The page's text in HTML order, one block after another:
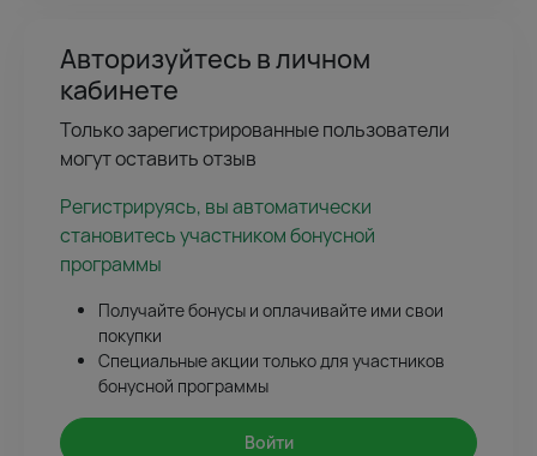
Авторизуйтесь в личном
кабинете
Только зарегистрированные пользователи
могут оставить отзыв
Регистрируясь, вы автоматически
становитесь участником бонусной
программы
Получайте бонусы и оплачивайте ими свои
покупки
Специальные акции только для участников
бонусной программы
Войти